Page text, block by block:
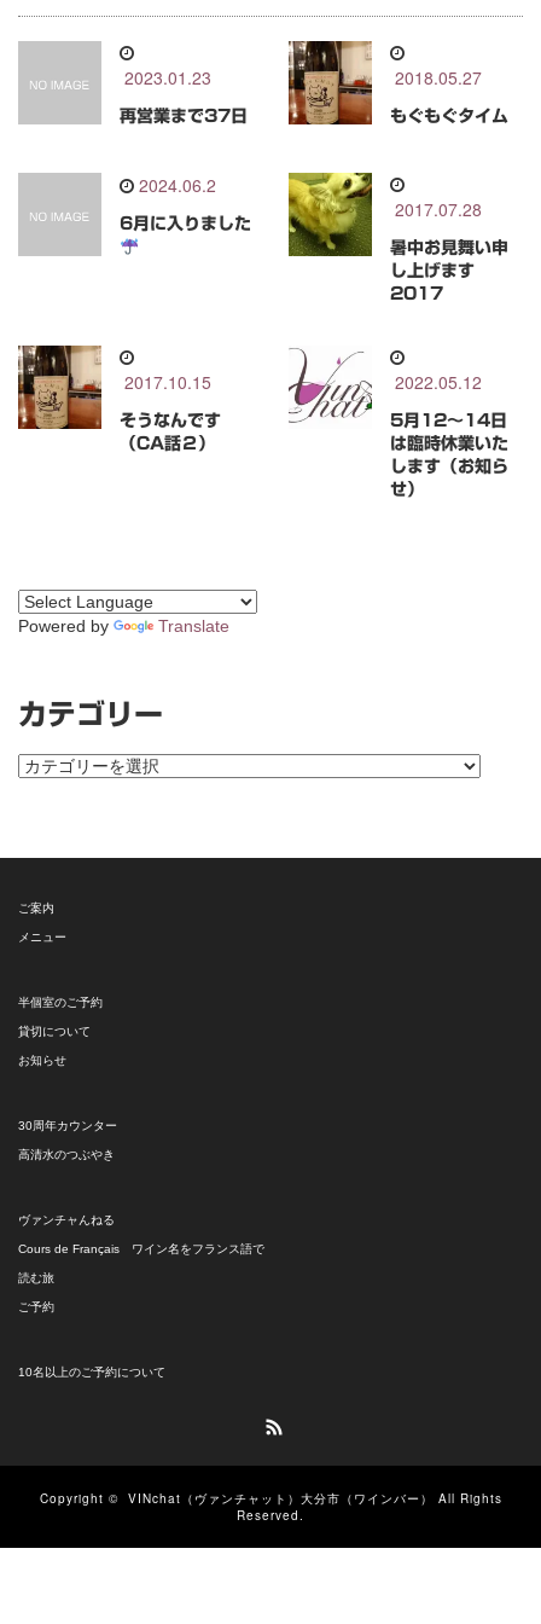
2023.01.23
再営業まで37日
2018.05.27
もぐもぐタイム
2024.06.2
6月に入りました
2017.07.28
暑中お見舞い申
し上げます
2017
2017.10.15
そうなんです
（CA話２）
2022.05.12
5月12～14日
は臨時休業いた
します（お知ら
せ）
Powered by Translate
カテゴリー
カ
ー
ご案内
メニュー
半個室のご予約
貸切について
お知らせ
30周年カウンター
高清水のつぶやき
ヴァンチャんねる
Cours de Français ワイン名をフランス語で
読む旅
ご予約
10名以上のご予約について
Copyright © VINchat（ヴァンチャット）大分市（ワインバー）
All Rights
Reserved.